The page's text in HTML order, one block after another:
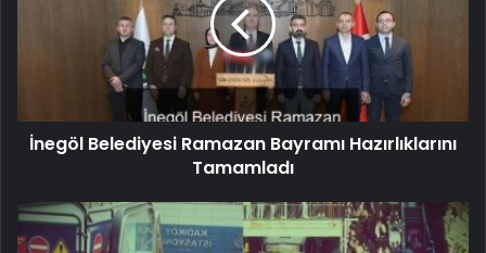
İnegöl Belediyesi Ramazan Bayramı Hazırlıklarını
Tamamladı